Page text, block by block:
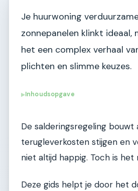
Je huurwoning
zonnepanelen klinkt ideaal,
het een complex verhaal
plichten en slimme keuzes.
▶Inhoudsopgave
De salderingsregeling bouwt
terugleverkosten stijgen en
niet altijd happig. Toch is het
Deze gids helpt je door het